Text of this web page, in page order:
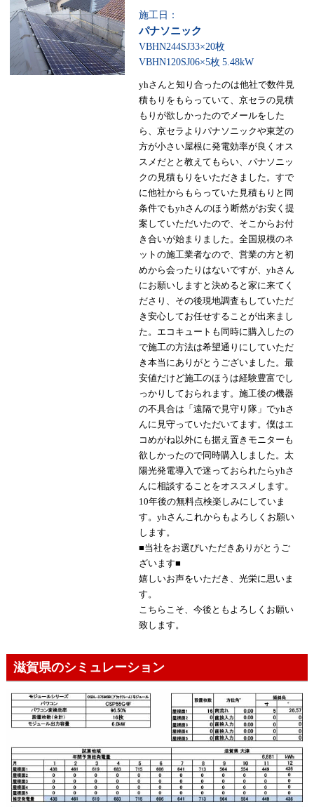
施工日：
パナソニック
VBHN244SJ33×20枚
VBHN120SJ06×5枚 5.48kW
yhさんと知り合ったのは他社で数件見
積もりをもらっていて、京セラの見積
もりが欲しかったのでメールをした
ら、京セラよりパナソニックや東芝の
方が小さい屋根に発電効率が良くオス
スメだとと教えてもらい、パナソニッ
クの見積もりをいただきました。すで
に他社からもらっていた見積もりと同
条件でもyhさんのほう断然がお安く提
案していただいたので、そこからお付
き合いが始まりました。全国規模のネ
ットの施工業者なので、営業の方と初
めから会ったりはないですが、yhさん
にお願いしますと決めると家に来てく
ださり、その後現地調査もしていただ
き安心してお任せすることが出来まし
た。エコキュートも同時に購入したの
で施工の方法は希望通りにしていただ
き本当にありがとうございました。最
安値だけど施工のほうは経験豊富でし
っかりしておられます。施工後の機器
の不具合は「遠隔で見守り隊」でyhさ
んに見守っていただいてます。僕はエ
コめがね以外にも据え置きモニターも
欲しかったので同時購入しました。太
陽光発電導入で迷っておられたらyhさ
んに相談することをオススメします。
10年後の無料点検楽しみにしていま
す。yhさんこれからもよろしくお願い
します。
■当社をお選びいただきありがとうご
ざいます■
嬉しいお声をいただき、光栄に思いま
す。
こちらこそ、今後ともよろしくお願い
致します。
滋賀県のシミュレーション